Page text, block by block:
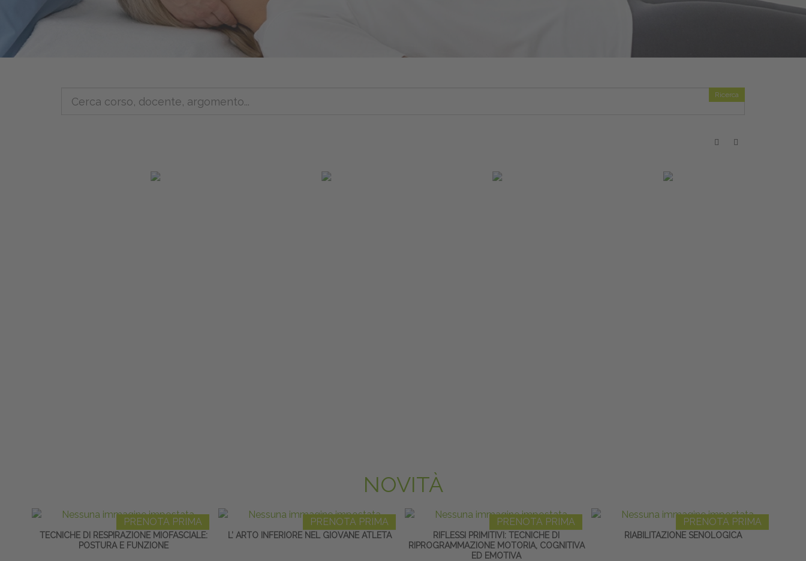
Ricerca
NOVITÀ
PRENOTA PRIMA
TECNICHE DI RESPIRAZIONE MIOFASCIALE:
POSTURA E FUNZIONE
PRENOTA PRIMA
L’ ARTO INFERIORE NEL GIOVANE ATLETA
PRENOTA PRIMA
RIFLESSI PRIMITIVI: TECNICHE DI
RIPROGRAMMAZIONE MOTORIA, COGNITIVA
ED EMOTIVA
PRENOTA PRIMA
RIABILITAZIONE SENOLOGICA